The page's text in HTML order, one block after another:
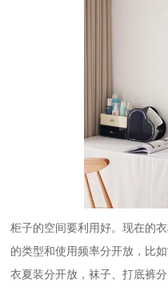
柜子的空间要利用好。现在的
的类型和使用频率分开放，比
衣夏装分开放，袜子、打底裤